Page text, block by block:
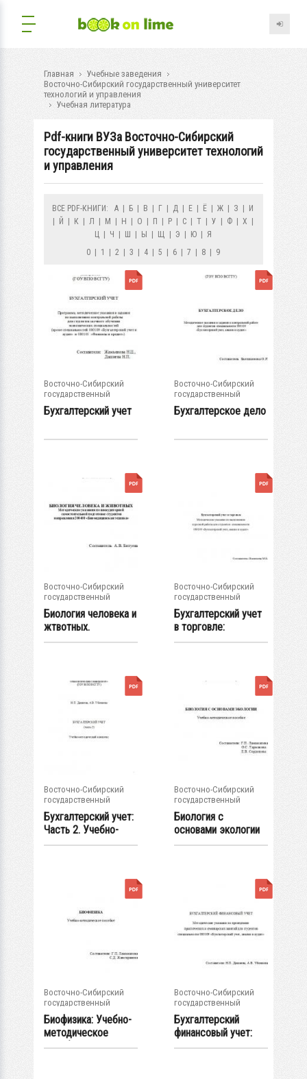
Главная
Учебные заведения
Восточно-Сибирский государственный университет
технологий и управления
Учебная литература
Pdf-книги ВУЗа Восточно-Сибирский
государственный университет технологий
и управления
ВСЕ PDF-КНИГИ: А Б В Г Д Е Ё Ж З
И
Й К Л М Н О П Р С Т У Ф Х
Ц
Ч Ш Ы Щ Э Ю
Я
0
1 2 3 4 5 6 7 8 9
Восточно-Сибирский
государственный
университет...
Бухгалтерский учет
Восточно-Сибирский
государственный
университет...
Бухгалтерское дело
Восточно-Сибирский
государственный
университет...
Биология человека и
жтвотных.
Методические...
Восточно-Сибирский
государственный
университет...
Бухгалтерский учет
в торговле:
Методические...
Восточно-Сибирский
государственный
университет...
Бухгалтерский учет:
Часть 2. Учебно-
методический...
Восточно-Сибирский
государственный
университет...
Биология с
основами экологии
Восточно-Сибирский
государственный
университет...
Биофизика: Учебно-
методическое
пособие
Восточно-Сибирский
государственный
университет...
Бухгалтерский
финансовый учет:
Методические...